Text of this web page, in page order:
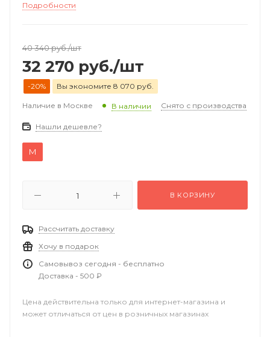
Подробности
40 340руб./шт
32 270 руб./шт
-20% Вы экономите 8 070 руб.
Наличие в Москве В наличии Снято с производства
Нашли дешевле?
M
В КОРЗИНУ
Рассчитать доставку
Хочу в подарок
Самовывоз сегодня - бесплатно
Доставка - 500 ₽
Цена действительна только для интернет-магазина и
может отличаться от цен в розничных магазинах